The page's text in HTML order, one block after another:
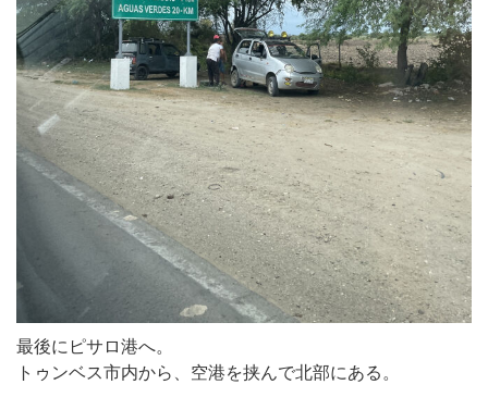
最後にピサロ港へ。
トゥンベス市内から、空港を挟んで北部にある。